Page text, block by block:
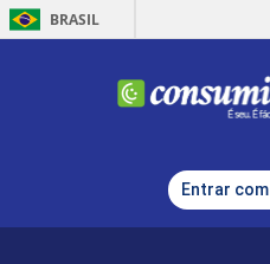
BRASIL
Entrar com